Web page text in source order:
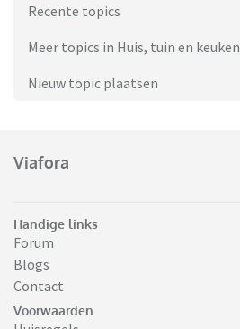
Recente topics
Meer topics in Huis, tuin en keuken
Nieuw topic plaatsen
Viafora
Handige links
Forum
Blogs
Contact
Voorwaarden